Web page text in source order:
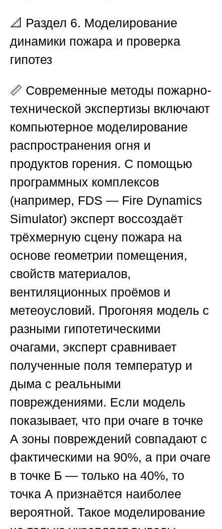
📐 Раздел 6. Моделирование
динамики пожара и проверка
гипотез
📏 Современные методы пожарно-
технической экспертизы включают
компьютерное моделирование
распространения огня и
продуктов горения. С помощью
программных комплексов
(например, FDS — Fire Dynamics
Simulator) эксперт воссоздаёт
трёхмерную сцену пожара на
основе геометрии помещения,
свойств материалов,
вентиляционных проёмов и
метеоусловий. Прогоняя модель с
разными гипотетическими
очагами, эксперт сравнивает
полученные поля температур и
дыма с реальными
повреждениями. Если модель
показывает, что при очаге в точке
А зоны повреждений совпадают с
фактическими на 90%, а при очаге
в точке Б — только на 40%, то
точка А признаётся наиболее
вероятной. Такое моделирование